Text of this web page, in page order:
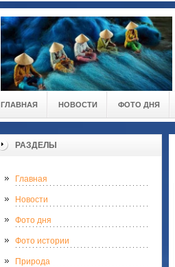
ГЛАВНАЯ НОВОСТИ ФОТО ДНЯ
РАЗДЕЛЫ
Главная
Новости
Фото дня
Фото истории
Природа